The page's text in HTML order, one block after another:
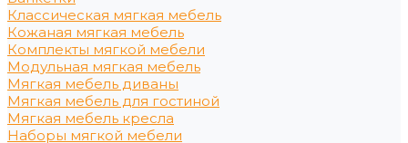
Классическая мягкая мебель
Кожаная мягкая мебель
Комплекты мягкой мебели
Модульная мягкая мебель
Мягкая мебель диваны
Мягкая мебель для гостиной
Мягкая мебель кресла
Наборы мягкой мебели